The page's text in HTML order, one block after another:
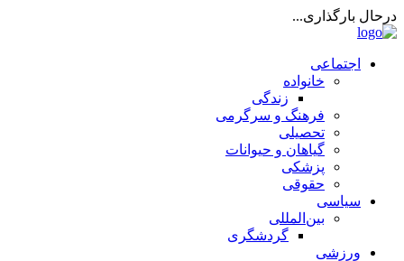
درحال بارگذاری...
اجتماعی
خانواده
زندگی
فرهنگ و سرگرمی
تحصیلی
گیاهان و حیوانات
پزشکی
حقوقی
سیاسی
بین‌المللی
گردشگری
ورزشی